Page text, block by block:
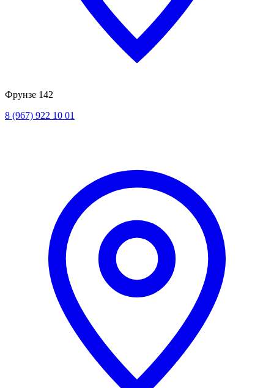
Фрунзе 142
8 (967) 922 10 01